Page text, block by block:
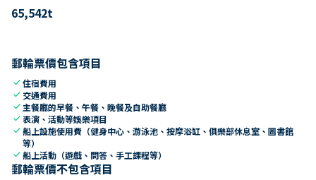
65,542t
郵輪票價包含項目
check住宿費用
check 交通費用
check 主餐廳的早餐、午餐、晚餐及自助餐廳
check表演、活動等娛樂項目
check船上設施使用費（健身中心、游泳池、按摩浴缸、俱樂部休息室、圖書館
等）
check船上活動（遊戲、問答、手工課程等）
郵輪票價不包含項目